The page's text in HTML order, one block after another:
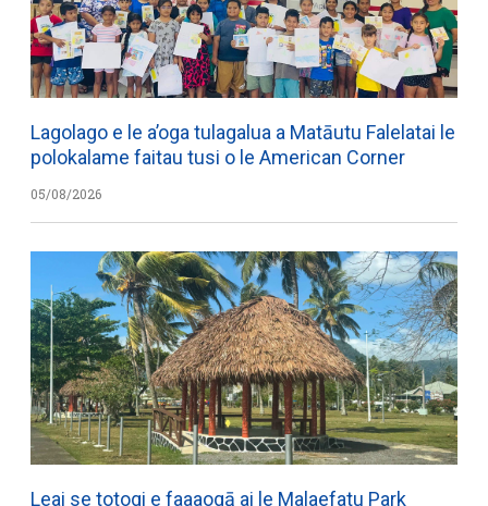
Lagolago e le a’oga tulagalua a Matāutu Falelatai le
polokalame faitau tusi o le American Corner
05/08/2026
Leai se totogi e faaaogā ai le Malaefatu Park